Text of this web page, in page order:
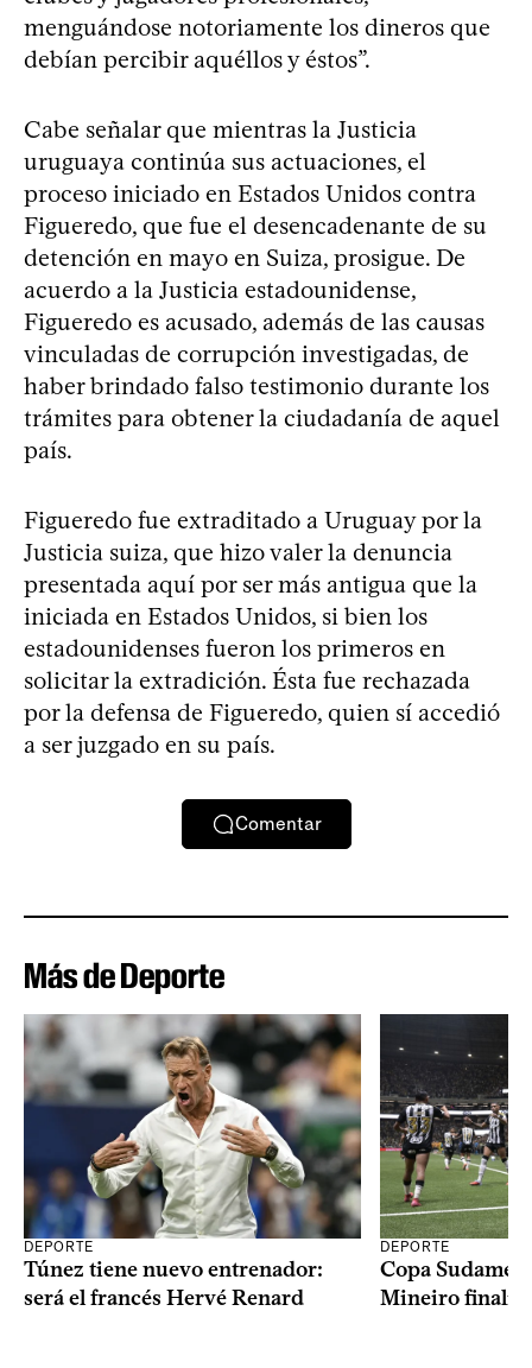
menguándose notoriamente los dineros que
debían percibir aquéllos y éstos”.
Cabe señalar que mientras la Justicia
uruguaya continúa sus actuaciones, el
proceso iniciado en Estados Unidos contra
Figueredo, que fue el desencadenante de su
detención en mayo en Suiza, prosigue. De
acuerdo a la Justicia estadounidense,
Figueredo es acusado, además de las causas
vinculadas de corrupción investigadas, de
haber brindado falso testimonio durante los
trámites para obtener la ciudadanía de aquel
país.
Figueredo fue extraditado a Uruguay por la
Justicia suiza, que hizo valer la denuncia
presentada aquí por ser más antigua que la
iniciada en Estados Unidos, si bien los
estadounidenses fueron los primeros en
solicitar la extradición. Ésta fue rechazada
por la defensa de Figueredo, quien sí accedió
a ser juzgado en su país.
Comentar
Más de Deporte
DEPORTE
Túnez tiene nuevo entrenador:
será el francés Hervé Renard
DEPORTE
Copa
Mineiro